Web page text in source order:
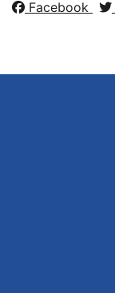
Facebook